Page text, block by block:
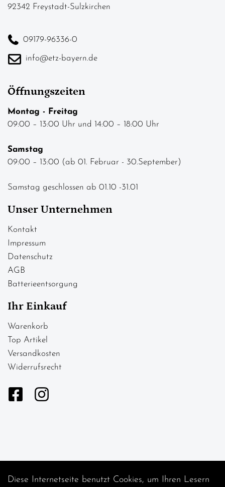
92342 Freystadt-Sulzkirchen
09179-96336-0
info@etz-bayern.de
Öffnungszeiten
Montag - Freitag
09:00 – 13:00 Uhr und 14:00 – 18:00 Uhr
Samstag
09:00 – 13:00 (ab 01. Februar - 30.September)
Samstag geschlossen ab 01.10 -31.01
Unser Unternehmen
Kontakt
Impressum
Datenschutz
AGB
Batterieentsorgung
Ihr Einkauf
Warenkorb
Top Artikel
Versandkosten
Widerrufsrecht
Diese Internetseite benutzt Cookies, um Ihren Lesern